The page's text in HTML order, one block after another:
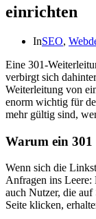
einrichten
InSEO,
Eine 301-
verbirgt sich
Weiterleitung von
enorm wichtig für
mehr gültig sind,
Warum ein
Wenn sich die
Anfragen ins Leere:
auch Nutzer, die
Seite klicken,